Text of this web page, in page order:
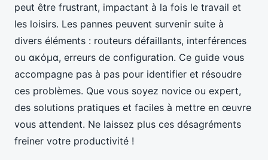
peut être frustrant, impactant à la fois le travail et
les loisirs. Les pannes peuvent survenir suite à
divers éléments : routeurs défaillants, interférences
ou ακόμα, erreurs de configuration. Ce guide vous
accompagne pas à pas pour identifier et résoudre
ces problèmes. Que vous soyez novice ou expert,
des solutions pratiques et faciles à mettre en œuvre
vous attendent. Ne laissez plus ces désagréments
freiner votre productivité !